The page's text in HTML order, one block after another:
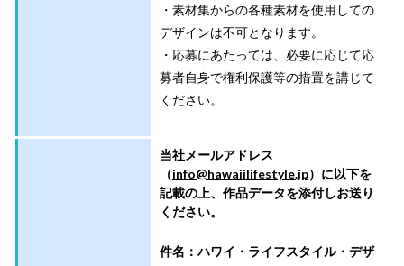
・素材集からの各種素材を使用しての
デザインは不可となります。
・応募にあたっては、必要に応じて応
募者自身で権利保護等の措置を講じて
ください。
当社メールアドレス
（info@hawaiilifestyle.jp）に以下を
記載の上、作品データを添付しお送り
ください。
件名：ハワイ・ライフスタイル・デザ